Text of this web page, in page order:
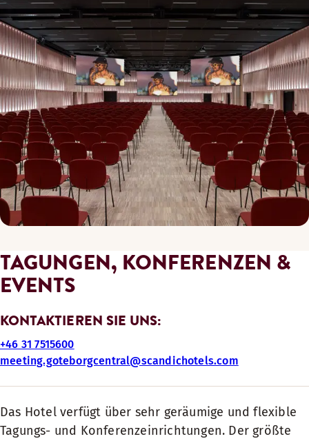
TAGUNGEN, KONFERENZEN &
EVENTS
KONTAKTIEREN SIE UNS:
+46 31 7515600
meeting.goteborgcentral@scandichotels.com
Das Hotel verfügt über sehr geräumige und flexible
Tagungs- und Konferenzeinrichtungen. Der größte